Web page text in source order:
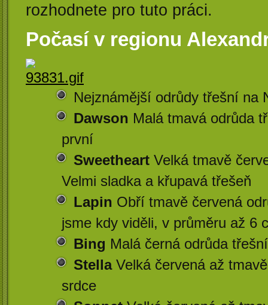
rozhodnete pro tuto práci.
Počasí v regionu
Nejznámější odrůdy třešní na
Dawson Malá tmavá odrůda
první
Sweetheart Velká tmavě
Velmi sladka a křupavá třešeň
Lapin Obří tmavě červená
jsme kdy viděli, v průměru až 6
Bing Malá černá odrůda
Stella Velká červená až
srdce